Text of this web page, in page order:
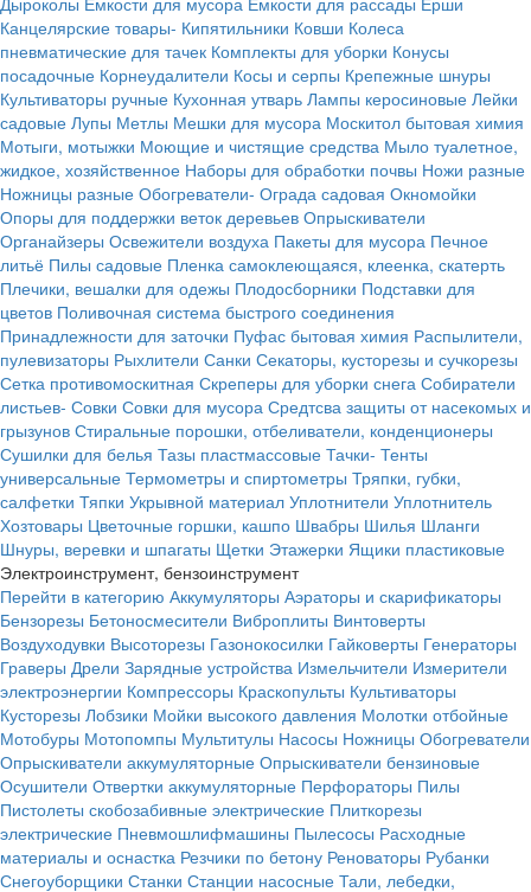
Канцелярские товары- Кипятильники Ковши Колеса
пневматические для тачек Комплекты для уборки Конусы
посадочные Корнеудалители Косы и серпы Крепежные шнуры
Культиваторы ручные Кухонная утварь Лампы керосиновые Лейки
садовые Лупы Метлы Мешки для мусора Москитол бытовая химия
Мотыги, мотыжки Моющие и чистящие средства Мыло туалетное,
жидкое, хозяйственное Наборы для обработки почвы Ножи разные
Ножницы разные Обогреватели- Ограда садовая Окномойки
Опоры для поддержки веток деревьев Опрыскиватели
Органайзеры Освежители воздуха Пакеты для мусора Печное
литьё Пилы садовые Пленка самоклеющаяся, клеенка, скатерть
Плечики, вешалки для одежы Плодосборники Подставки для
цветов Поливочная система быстрого соединения
Принадлежности для заточки Пуфас бытовая химия Распылители,
пулевизаторы Рыхлители Санки Секаторы, кусторезы и сучкорезы
Сетка противомоскитная Скреперы для уборки снега Собиратели
листьев- Совки Совки для мусора Средтсва защиты от насекомых и
грызунов Стиральные порошки, отбеливатели, конденционеры
Сушилки для белья Тазы пластмассовые Тачки- Тенты
универсальные Термометры и спиртометры Тряпки, губки,
салфетки Тяпки Укрывной материал Уплотнители Уплотнитель
Хозтовары Цветочные горшки, кашпо Швабры Шилья Шланги
Шнуры, веревки и шпагаты Щетки Этажерки Ящики пластиковые
Электроинструмент, бензоинструмент
Перейти в категорию Аккумуляторы Аэраторы и скарификаторы
Бензорезы Бетоносмесители Виброплиты Винтоверты
Воздуходувки Высоторезы Газонокосилки Гайковерты Генераторы
Граверы Дрели Зарядные устройства Измельчители Измерители
электроэнергии Компрессоры Краскопульты Культиваторы
Кусторезы Лобзики Мойки высокого давления Молотки отбойные
Мотобуры Мотопомпы Мультитулы Насосы Ножницы Обогреватели
Опрыскиватели аккумуляторные Опрыскиватели бензиновые
Осушители Отвертки аккумуляторные Перфораторы Пилы
Пистолеты скобозабивные электрические Плиткорезы
электрические Пневмошлифмашины Пылесосы Расходные
материалы и оснастка Резчики по бетону Реноваторы Рубанки
Снегоуборщики Станки Станции насосные Тали, лебедки,